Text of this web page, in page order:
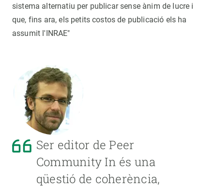
sistema alternatiu per publicar sense ànim de lucre i
que, fins ara, els petits costos de publicació els ha
assumit l'INRAE"
Ser editor de Peer
Community In és una
qüestió de coherència,